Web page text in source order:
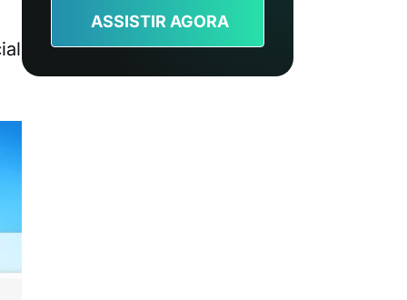
ASSISTIR AGORA